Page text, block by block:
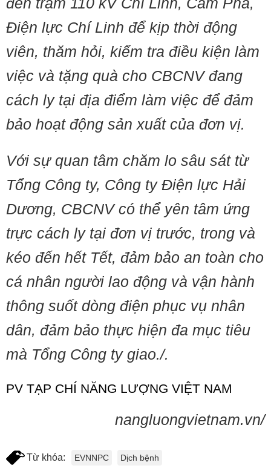
Điện lực Chí Linh để kịp thời động
viên, thăm hỏi, kiểm tra điều kiện làm
việc và tặng quà cho CBCNV đang
cách ly tại địa điểm làm việc để đảm
bảo hoạt động sản xuất của đơn vị.
Với sự quan tâm chăm lo sâu sát từ
Tổng Công ty, Công ty Điện lực Hải
Dương, CBCNV có thể yên tâm ứng
trực cách ly tại đơn vị trước, trong và
kéo đến hết Tết, đảm bảo an toàn cho
cá nhân người lao động và vận hành
thông suốt dòng điện phục vụ nhân
dân, đảm bảo thực hiện đa mục tiêu
mà Tổng Công ty giao./.
PV TẠP CHÍ NĂNG LƯỢNG VIỆT NAM
nangluongvietnam.vn/
Từ khóa: EVNNPC Dịch bệnh